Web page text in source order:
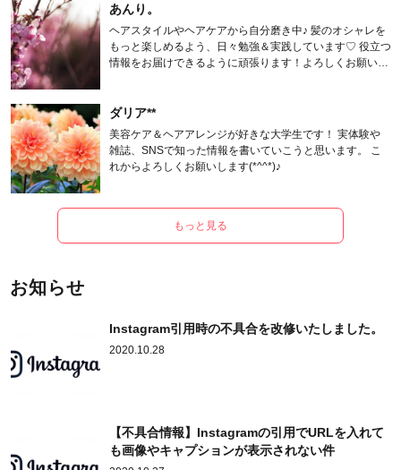
あんり。
ヘアスタイルやヘアケアから自分磨き中♪ 髪のオシャレを
もっと楽しめるよう、日々勉強＆実践しています♡ 役立つ
情報をお届けできるように頑張ります！よろしくお願いし
ダリア**
美容ケア＆ヘアアレンジが好きな大学生です！ 実体験や
雑誌、SNSで知った情報を書いていこうと思います。 こ
れからよろしくお願いします(*^^*)♪
もっと見る
お知らせ
Instagram引用時の不具合を改修いたしました。
2020.10.28
【不具合情報】Instagramの引用でURLを入れて
も画像やキャプションが表示されない件